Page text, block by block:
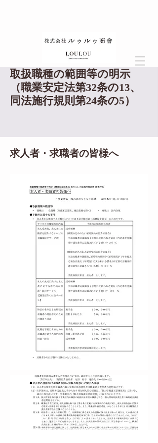
取扱職種の範囲等の明示
（職業安定法第32条の13、
同法施行規則第24条の5）
求人者・求職者の皆様へ